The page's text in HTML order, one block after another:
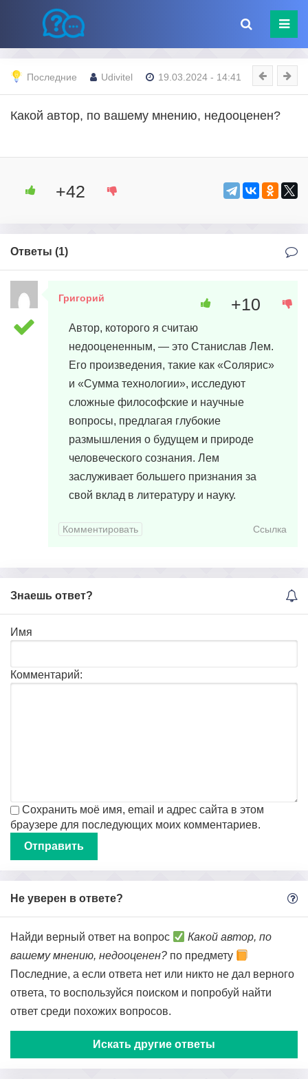
Последние Udivitel 19.03.2024 - 14:41
Какой автор, по вашему мнению, недооценен?
+42
Ответы (1)
Григорий
Автор, которого я считаю
недооцененным, — это Станислав Лем.
Его произведения, такие как «Солярис»
и «Сумма технологии», исследуют
сложные философские и научные
вопросы, предлагая глубокие
размышления о будущем и природе
человеческого сознания. Лем
заслуживает большего признания за
свой вклад в литературу и науку.
+10
Комментировать Ссылка
Знаешь ответ?
Имя
Комментарий:
Сохранить моё имя, email и адрес сайта в этом
браузере для последующих моих комментариев.
Не уверен в ответе?
Найди верный ответ на вопрос
Какой автор, по
вашему мнению, недооценен? по предмету
Последние, а если ответа нет или никто не дал верного
ответа, то воспользуйся поиском и попробуй найти
ответ среди похожих вопросов.
Искать другие ответы